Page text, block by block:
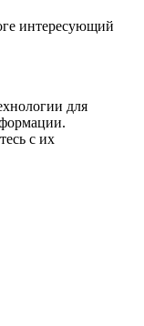
интересующий
для
с их